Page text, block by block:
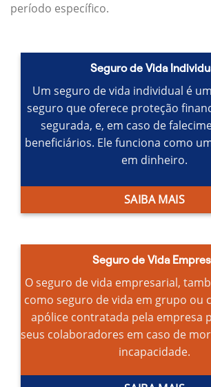
período específico.
Seguro de Vida
Um seguro de vida individual é
seguro que oferece proteção
segurada, e, em caso de
beneficiários. Ele funciona como
em dinheiro.
SAIBA MAIS
Seguro de Vida
O seguro de vida empresarial,
como seguro de vida em grupo ou
apólice contratada pela empresa
seus colaboradores em caso de
incapacidade.